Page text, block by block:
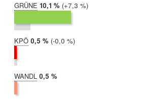
GRÜNE 2019:
10,1 %
2017:
2,9 %
Differenz:
+7,3 %
KPÖ 2019:
0,5 %
2017:
0,5 %
Differenz:
-0,0 %
WANDL 2019:
0,5 %